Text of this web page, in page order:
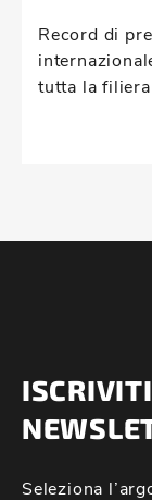
Record di
tutta la filiera
Seleziona